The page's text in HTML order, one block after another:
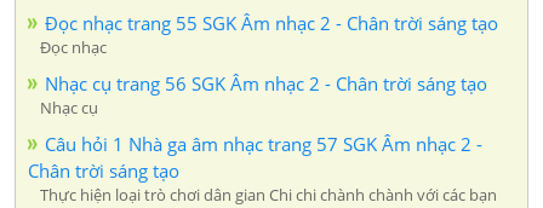
Đọc nhạc trang 55 SGK Âm nhạc 2 - Chân trời sáng tạo
Đọc nhạc
Nhạc cụ trang 56 SGK Âm nhạc 2 - Chân trời sáng tạo
Nhạc cụ
Câu hỏi 1 Nhà ga âm nhạc trang 57 SGK Âm nhạc 2 -
Chân trời sáng tạo
Thực hiện loại trò chơi dân gian Chi chi chành chành với các bạn